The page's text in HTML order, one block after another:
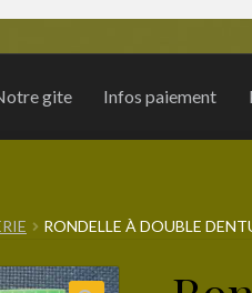
gite Infos paiement
RONDELLE À DOUBLE